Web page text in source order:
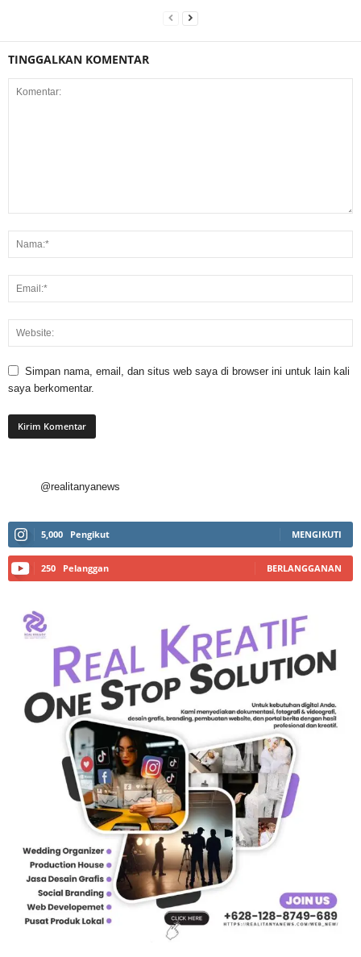
TINGGALKAN KOMENTAR
Simpan nama, email, dan situs web saya di browser ini untuk lain kali
saya berkomentar.
@realitanyanews
5,000 Pengikut MENGIKUTI
250 Pelanggan BERLANGGANAN